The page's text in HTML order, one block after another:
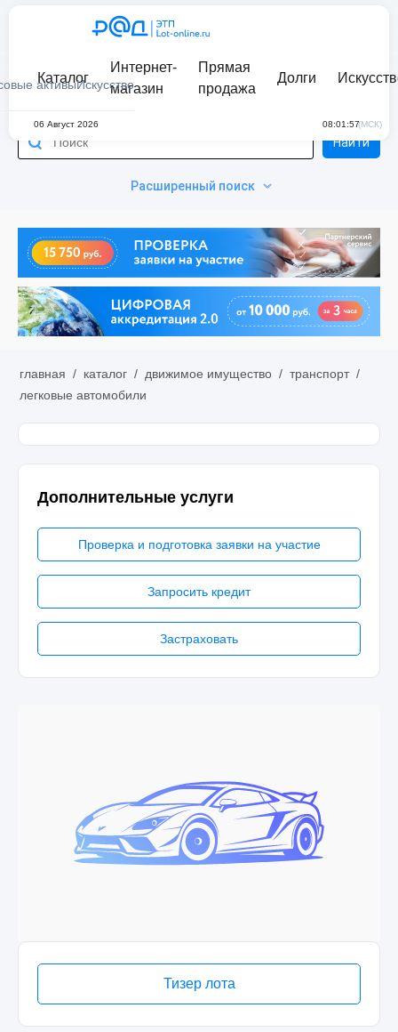
активыИскусство
Каталог
Интернет-
магазин
Прямая
продажа
Долги
06 Август 2026 08:01:57(МСК)
Расширенный поиск
Найти
главная / каталог / движимое имущество / транспорт /
легковые автомобили
Дополнительные услуги
Проверка и подготовка заявки на участие
Запросить кредит
Застраховать
Тизер лота